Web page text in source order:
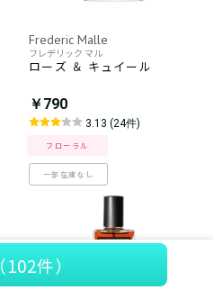
（102件）
Frederic Malle
フレデリック マル
ローズ ＆ キュイール
￥790
3.13 (24件)
フローラル
一部在庫なし